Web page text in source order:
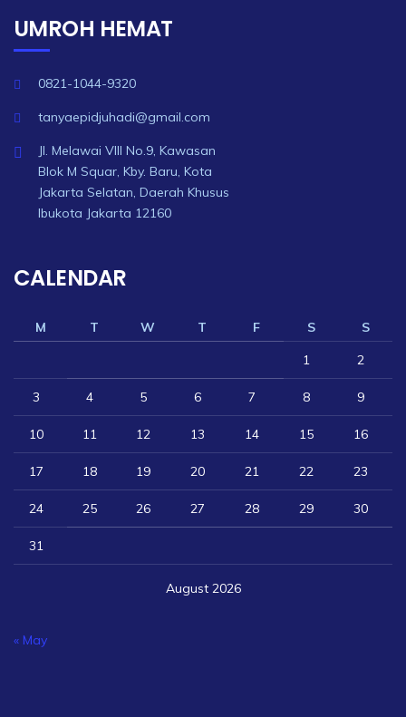
UMROH HEMAT
0821-1044-9320
tanyaepidjuhadi@gmail.com
Jl. Melawai VIII No.9, Kawasan
Blok M Squar, Kby. Baru, Kota
Jakarta Selatan, Daerah Khusus
Ibukota Jakarta 12160
CALENDAR
August 2026
M T W T F S
S
1
2
3 4 5 6 7 8 9
10 11 12 13 14 15 16
17 18 19 20 21 22 23
24 25 26 27 28 29 30
31
« May